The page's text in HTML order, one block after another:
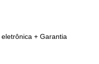
+ Garantia